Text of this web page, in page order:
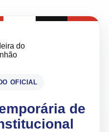
OFICIAL
de